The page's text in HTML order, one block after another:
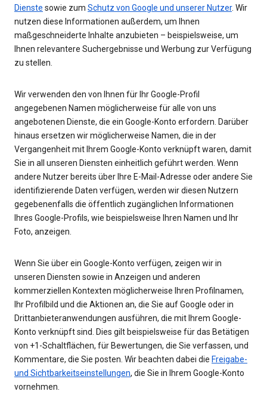
Dienste sowie zum Schutz von Google und unserer Nutzer. Wir
nutzen diese Informationen außerdem, um Ihnen
maßgeschneiderte Inhalte anzubieten – beispielsweise, um
Ihnen relevantere Suchergebnisse und Werbung zur Verfügung
zu stellen.
Wir verwenden den von Ihnen für Ihr Google-Profil
angegebenen Namen möglicherweise für alle von uns
angebotenen Dienste, die ein Google-Konto erfordern. Darüber
hinaus ersetzen wir möglicherweise Namen, die in der
Vergangenheit mit Ihrem Google-Konto verknüpft waren, damit
Sie in all unseren Diensten einheitlich geführt werden. Wenn
andere Nutzer bereits über Ihre E-Mail-Adresse oder andere Sie
identifizierende Daten verfügen, werden wir diesen Nutzern
gegebenenfalls die öffentlich zugänglichen Informationen
Ihres Google-Profils, wie beispielsweise Ihren Namen und Ihr
Foto, anzeigen.
Wenn Sie über ein Google-Konto verfügen, zeigen wir in
unseren Diensten sowie in Anzeigen und anderen
kommerziellen Kontexten möglicherweise Ihren Profilnamen,
Ihr Profilbild und die Aktionen an, die Sie auf Google oder in
Drittanbieteranwendungen ausführen, die mit Ihrem Google-
Konto verknüpft sind. Dies gilt beispielsweise für das Betätigen
von +1-Schaltflächen, für Bewertungen, die Sie verfassen, und
Kommentare, die Sie posten. Wir beachten dabei die Freigabe-
und Sichtbarkeitseinstellungen, die Sie in Ihrem Google-Konto
vornehmen.